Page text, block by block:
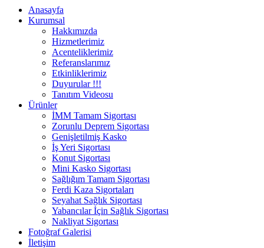
Anasayfa
Kurumsal
Hakkımızda
Hizmetlerimiz
Acenteliklerimiz
Referanslarımız
Etkinliklerimiz
Duyurular !!!
Tanıtım Videosu
Ürünler
İMM Tamam Sigortası
Zorunlu Deprem Sigortası
Genişletilmiş Kasko
İş Yeri Sigortası
Konut Sigortası
Mini Kasko Sigortası
Sağlığım Tamam Sigortası
Ferdi Kaza Sigortaları
Seyahat Sağlık Sigortası
Yabancılar İçin Sağlık Sigortası
Nakliyat Sigortası
Fotoğraf Galerisi
İletişim